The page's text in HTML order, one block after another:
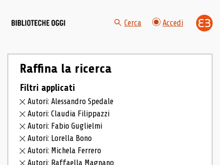
Cerca Accedi
Raffina la ricerca
Filtri applicati
Autori: Alessandro Spedale
Autori: Claudia Filippazzi
Autori: Fabio Guglielmi
Autori: Lorella Bono
Autori: Michela Ferrero
Autori: Raffaella Magnano